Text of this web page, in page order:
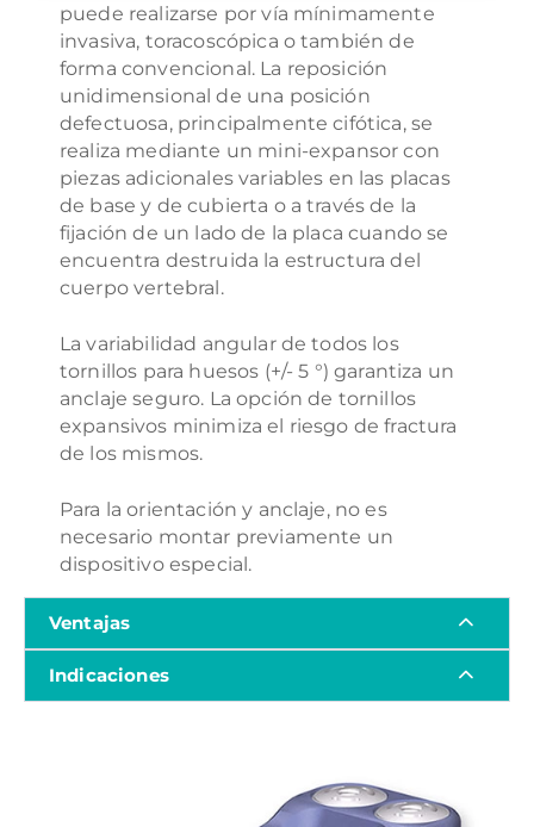
puede realizarse por vía mínimamente
invasiva, toracoscópica o también de
forma convencional. La reposición
unidimensional de una posición
defectuosa, principalmente cifótica, se
realiza mediante un mini-expansor con
piezas adicionales variables en las placas
de base y de cubierta o a través de la
fijación de un lado de la placa cuando se
encuentra destruida la estructura del
cuerpo vertebral.
La variabilidad angular de todos los
tornillos para huesos (+/- 5 °) garantiza un
anclaje seguro. La opción de tornillos
expansivos minimiza el riesgo de fractura
de los mismos.
Para la orientación y anclaje, no es
necesario montar previamente un
dispositivo especial.
Ventajas
Indicaciones